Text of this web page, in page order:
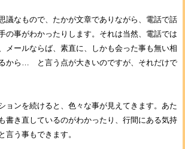
議なもので、たかが文章でありながら、電話で話
の事がわかったりします。それは当然、電話では
メールならば、素直に、しかも会った事も無い相
から… と言う点が大きいのですが、それだけで
ョンを続けると、色々な事が見えてきます。あた
書き直しているのがわかったり、行間にある気持
う事もできます。